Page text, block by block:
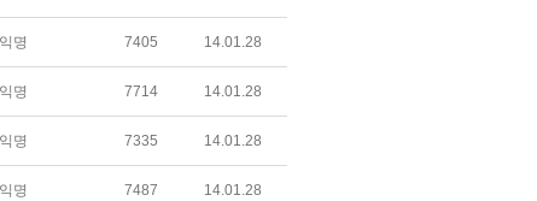
익명 7405 14.01.28
익명 7714 14.01.28
익명 7335 14.01.28
익명 7487 14.01.28